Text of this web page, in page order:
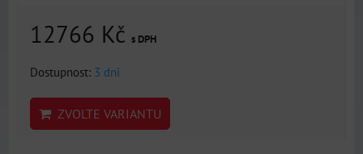
12766 Kč s DPH
Dostupnost: 3 dni
ZVOLTE VARIANTU